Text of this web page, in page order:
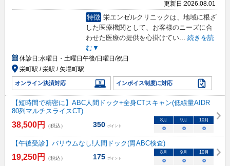
更新日:2026.08.01
特徴 栄エンゼルクリニックは、地域に根ざ
した医療機関として、お客様のニーズに合
わせた医療の提供を心掛けてい... 続きを読
む▼
休診日:水曜日・土曜日午後/日曜日/祝日
栄町駅 / 栄駅 / 矢場町駅
オンライン決済対応 インボイス制度に対応
【短時間で精密に】ABC人間ドック+全身CTスキャン(低線量AIDR
80列マルチスライスCT)
38,500円 （税込） 350 ポイント
8月 9月 10月
○ ○ ○
【午後受診】バリウムなし!人間ドック(胃ABC検査)
19,250円 （税込） 175 ポイント
8月 9月 10月
○ ○ ○